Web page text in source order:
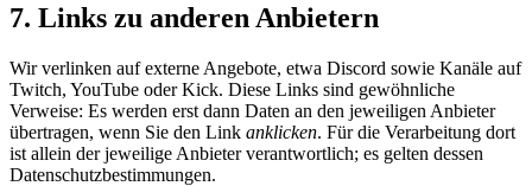
7. Links zu anderen Anbietern
Wir verlinken auf externe Angebote, etwa Discord sowie Kanäle auf
Twitch, YouTube oder Kick. Diese Links sind gewöhnliche
Verweise: Es werden erst dann Daten an den jeweiligen Anbieter
übertragen, wenn Sie den Link anklicken. Für die Verarbeitung dort
ist allein der jeweilige Anbieter verantwortlich; es gelten dessen
Datenschutzbestimmungen.